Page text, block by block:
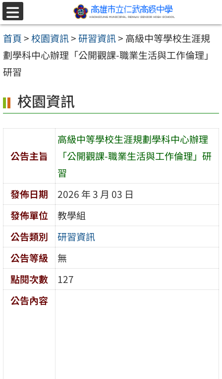
跳至主要內容區
選
單
首頁>校園資訊>研習資訊> 高級中等學校生涯規
劃學科中心辦理「公開觀課-職業生活與工作倫理」
研習
校園資訊
公告主旨
高級中等學校生涯規劃學科中心辦理
「公開觀課-職業生活與工作倫理」研
習
發佈日期
2026 年 3 月 03 日
發佈單位
教學組
公告類別
研習資訊
公告等級
無
點閱次數
127
公告內容